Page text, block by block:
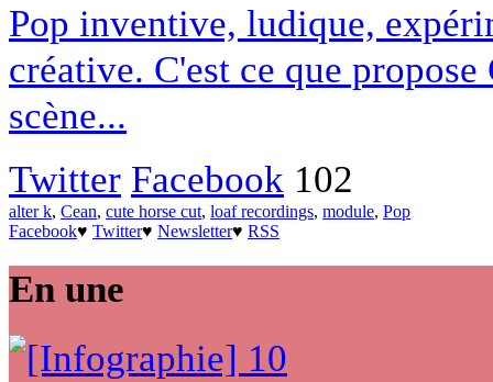
Pop inventive, ludique,
créative. C'est ce que
scène...
Twitter Facebook 102
alter k, Cean, cute horse cut, loaf recordings, module, Pop
Facebook♥ Twitter♥ Newsletter♥ RSS
En une